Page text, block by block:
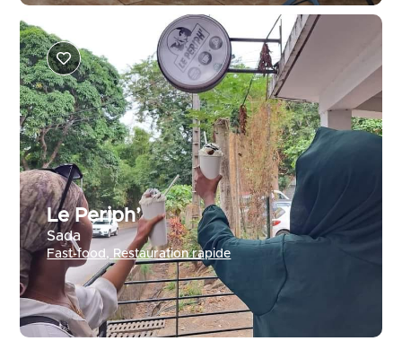
Le Periph’
Sada
Fast-food , Restauration rapide